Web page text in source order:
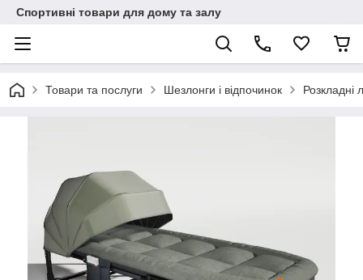
Спортивні товари для дому та залу
Товари та послуги Шезлонги і відпочинок Розкладні